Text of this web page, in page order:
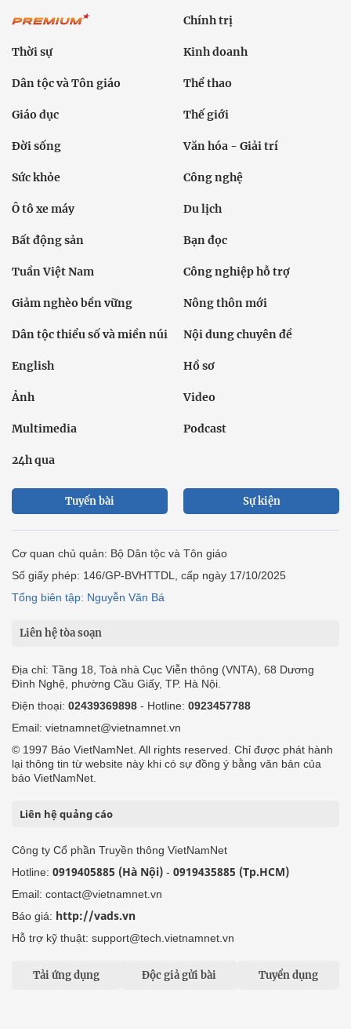
Chính trị
Thời sự Kinh doanh
Dân tộc và Tôn giáo Thể thao
Giáo dục Thế giới
Đời sống Văn hóa - Giải trí
Sức khỏe Công nghệ
Ô tô xe máy Du lịch
Bất động sản Bạn đọc
Tuần Việt Nam Công nghiệp hỗ trợ
Giảm nghèo bền vững Nông thôn mới
Dân tộc thiểu số và miền núi Nội dung chuyên đề
English Hồ sơ
Ảnh Video
Multimedia Podcast
24h qua
Tuyến bài Sự kiện
Cơ quan chủ quản: Bộ Dân tộc và Tôn giáo
Số giấy phép: 146/GP-BVHTTDL, cấp ngày 17/10/2025
Tổng biên tập: Nguyễn Văn Bá
Liên hệ tòa soạn
Địa chỉ: Tầng 18, Toà nhà Cục Viễn thông (VNTA), 68 Dương
Đình Nghệ, phường Cầu Giấy, TP. Hà Nội.
Điện thoại: 02439369898 - Hotline: 0923457788
Email: vietnamnet@vietnamnet.vn
© 1997 Báo VietNamNet. All rights reserved. Chỉ được phát hành
lại thông tin từ website này khi có sự đồng ý bằng văn bản của
báo VietNamNet.
Liên hệ quảng cáo
Công ty Cổ phần Truyền thông VietNamNet
Hotline: 0919405885 (Hà Nội) - 0919435885 (Tp.HCM)
Email: contact@vietnamnet.vn
Báo giá: http://vads.vn
Hỗ trợ kỹ thuật: support@tech.vietnamnet.vn
Tải ứng dụng Độc giả gửi bài Tuyển dụng